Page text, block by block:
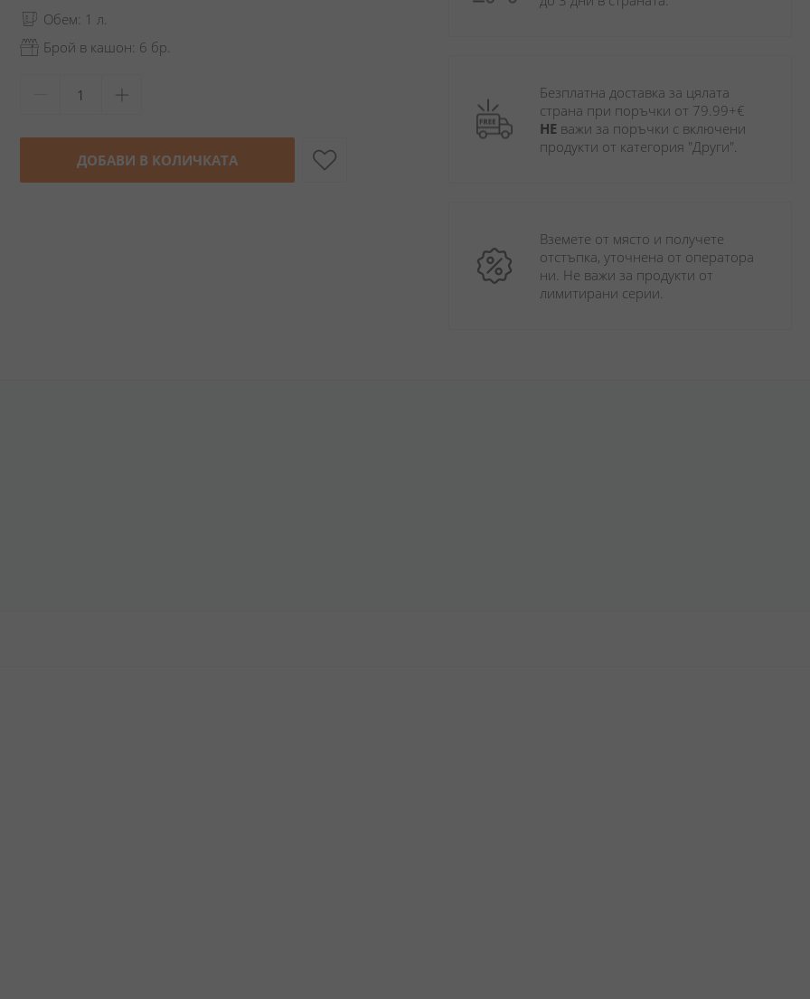
Обем: 1 л.
Брой в кашон: 6 бр.
ДОБАВИ В КОЛИЧКАТА
Безплатна доставка за цялата
НЕ важи за поръчки с включени
продукти от категория "Други".
Вземете от място и получете
отстъпка, уточнена от оператора
ни. Не важи за продукти от
лимитирани серии.